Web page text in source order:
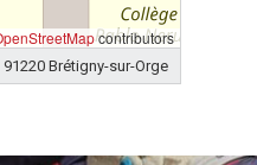
contributors
Brétigny-sur-Orge